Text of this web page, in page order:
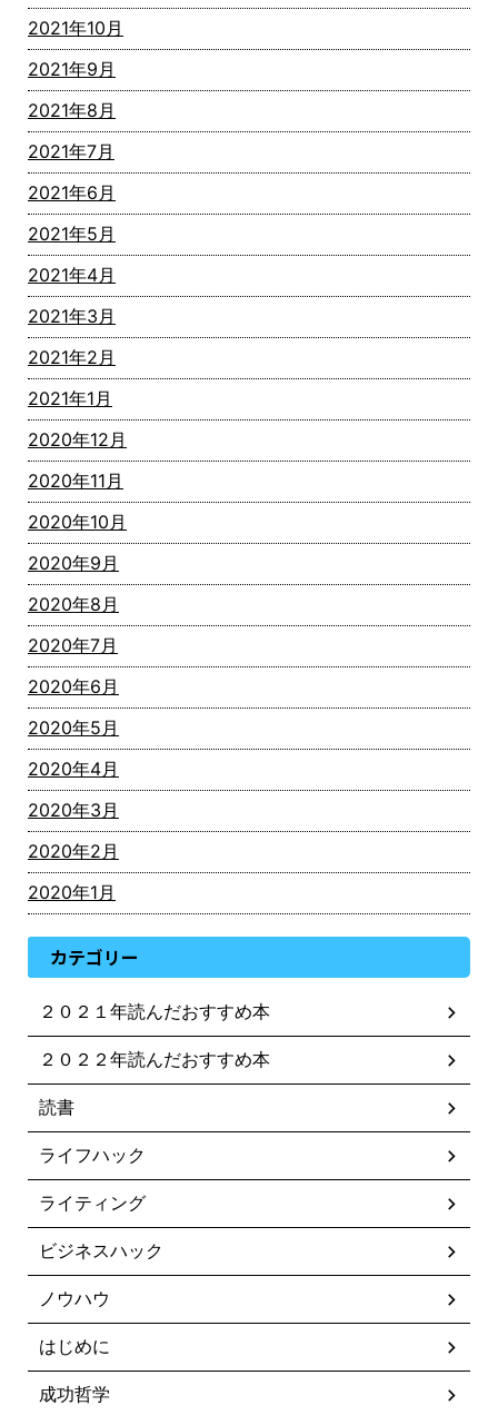
2021年10月
2021年9月
2021年8月
2021年7月
2021年6月
2021年5月
2021年4月
2021年3月
2021年2月
2021年1月
2020年12月
2020年11月
2020年10月
2020年9月
2020年8月
2020年7月
2020年6月
2020年5月
2020年4月
2020年3月
2020年2月
2020年1月
カテゴリー
２０２１年読んだおすすめ本
２０２２年読んだおすすめ本
読書
ライフハック
ライティング
ビジネスハック
ノウハウ
はじめに
成功哲学